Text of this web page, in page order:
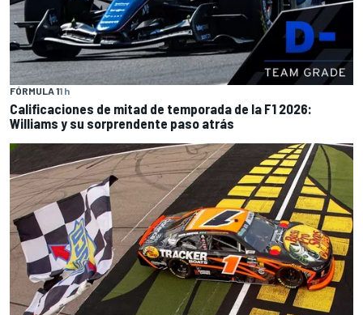
FÓRMULA 11 h
Calificaciones de mitad de temporada de la F1 2026:
Williams y su sorprendente paso atrás